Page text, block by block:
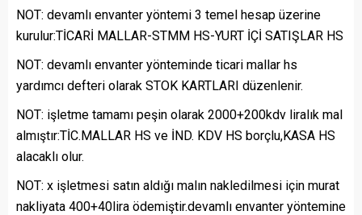
NOT: devamlı envanter yöntemi 3 temel hesap üzerine
kurulur:TİCARİ MALLAR-STMM HS-YURT İÇİ SATIŞLAR HS
NOT: devamlı envanter yönteminde ticari mallar hs
yardımcı defteri olarak STOK KARTLARI düzenlenir.
NOT: işletme tamamı peşin olarak 2000+200kdv liralık mal
almıştır:TİC.MALLAR HS ve İND. KDV HS borçlu,KASA HS
alacaklı olur.
NOT: x işletmesi satın aldığı malın nakledilmesi için murat
nakliyata 400+40lira ödemiştir.devamlı envanter yöntemine